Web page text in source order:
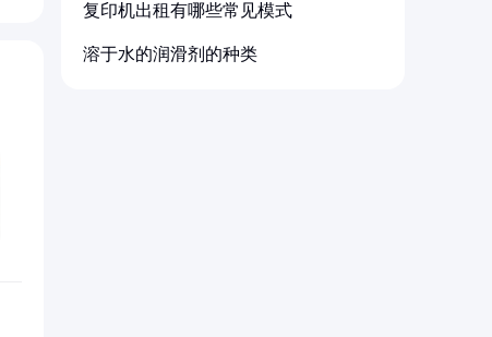
复印机出租有哪些常见模式
溶于水的润滑剂的种类